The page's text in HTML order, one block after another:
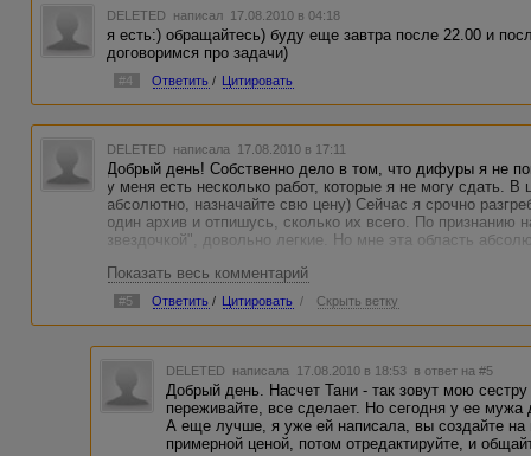
DELETED написал 17.08.2010 в 04:18
я есть:) обращайтесь) буду еще завтра после 22.00 и
договоримся про задачи)
#4 Ответить / Цитировать
DELETED написала 17.08.2010 в 17:11
Добрый день! Собственно дело в том, что дифуры я не
у меня есть несколько работ, которые я не могу сдать. В
абсолютно, назначайте свю цену) Сейчас я срочно
один архив и отпишусь, сколько их всего. По признанию
звездочкой", довольно легкие. Но мне эта область
Показать весь комментарий
#5 Ответить / Цитировать / Скрыть ветку
DELETED написала 17.08.2010 в 18:53 в ответ на #5
Добрый день. Насчет Тани - так зовут мою
переживайте, все сделает. Но сегодня у ее
А еще лучше, я уже ей написала, вы создайте на
примерной ценой, потом отредактируйте, и